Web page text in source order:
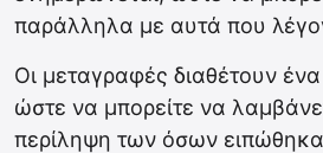
παράλληλα με αυτά που
Οι μεταγραφές διαθέτουν
ώστε να μπορείτε να
περίληψη των όσων